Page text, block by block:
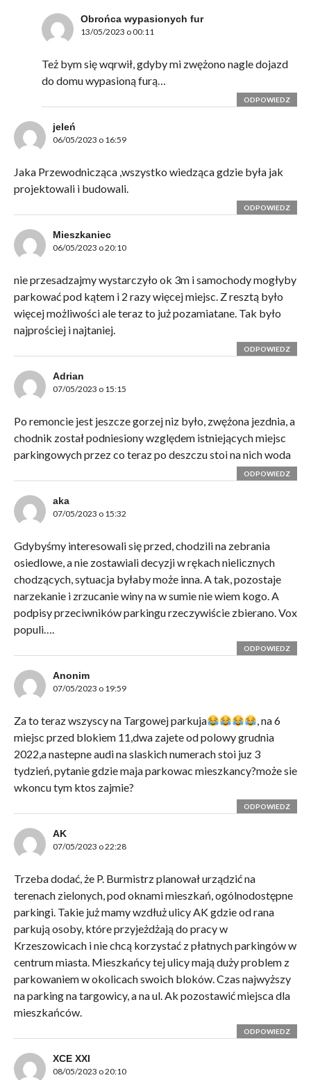
Obrońca wypasionych fur
13/05/2023 o 00:11
Też bym się wqrwił, gdyby mi zwężono nagle dojazd
do domu wypasioną furą…
ODPOWIEDZ
jeleń
06/05/2023 o 16:59
Jaka Przewodnicząca ,wszystko wiedząca gdzie była jak
projektowali i budowali.
ODPOWIEDZ
Mieszkaniec
06/05/2023 o 20:10
nie przesadzajmy wystarczyło ok 3m i samochody mogłyby
parkować pod kątem i 2 razy więcej miejsc. Z resztą było
więcej możliwości ale teraz to już pozamiatane. Tak było
najprościej i najtaniej.
ODPOWIEDZ
Adrian
07/05/2023 o 15:15
Po remoncie jest jeszcze gorzej niz było, zwężona jezdnia, a
chodnik został podniesiony względem istniejących miejsc
parkingowych przez co teraz po deszczu stoi na nich woda
ODPOWIEDZ
aka
07/05/2023 o 15:32
Gdybyśmy interesowali się przed, chodzili na zebrania
osiedlowe, a nie zostawiali decyzji w rękach nielicznych
chodzących, sytuacja byłaby może inna. A tak, pozostaje
narzekanie i zrzucanie winy na w sumie nie wiem kogo. A
podpisy przeciwników parkingu rzeczywiście zbierano. Vox
populi….
ODPOWIEDZ
Anonim
07/05/2023 o 19:59
Za to teraz wszyscy na Targowej parkuja
, na 6
miejsc przed blokiem 11,dwa zajete od polowy grudnia
2022,a nastepne audi na slaskich numerach stoi juz 3
tydzień, pytanie gdzie maja parkowac mieszkancy?może sie
wkoncu tym ktos zajmie?
ODPOWIEDZ
AK
07/05/2023 o 22:28
Trzeba dodać, że P. Burmistrz planował urządzić na
terenach zielonych, pod oknami mieszkań, ogólnodostępne
parkingi. Takie już mamy wzdłuż ulicy AK gdzie od rana
parkują osoby, które przyjeżdżają do pracy w
Krzeszowicach i nie chcą korzystać z płatnych parkingów w
centrum miasta. Mieszkańcy tej ulicy mają duży problem z
parkowaniem w okolicach swoich bloków. Czas najwyższy
na parking na targowicy, a na ul. Ak pozostawić miejsca dla
mieszkańców.
ODPOWIEDZ
XCE XXI
08/05/2023 o 20:10